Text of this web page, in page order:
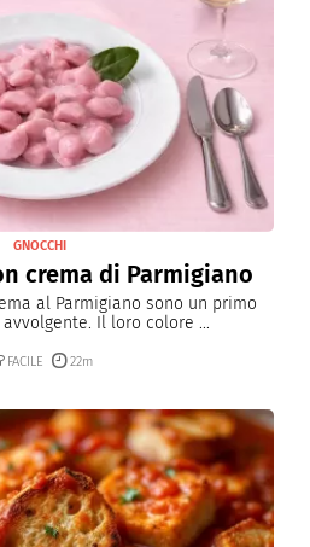
GNOCCHI
crema di Parmigiano
al Parmigiano sono un primo
Il loro colore ...
FACILE 22m